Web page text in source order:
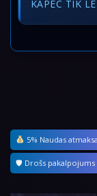
KĀPĒC TIK
5% Naudas atmaksa
🛡 Drošs pakalpojums